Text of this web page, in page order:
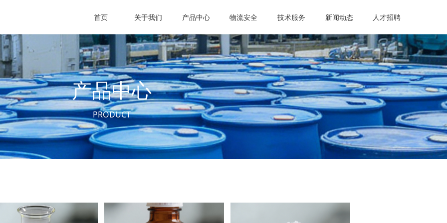
首页 关于我们 产品中心 物流安全 技术服务 新闻动态 人才招聘
产品中心
PRODUCT